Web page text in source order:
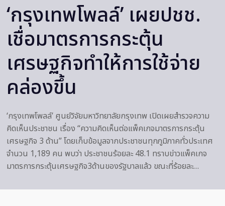
‘กรุงเทพโพลล์’ เผยปชช.
เชื่อมาตรการกระตุ้น
เศรษฐกิจทำให้การใช้จ่าย
คล่องขึ้น
‘กรุงเทพโพลล์’ ศูนย์วิจัยมหาวิทยาลัยกรุงเทพ เปิดเผยสำรวจความ
คิดเห็นประชาชน เรื่อง “ความคิดเห็นต่อแพ็คเกจมาตรการกระตุ้น
เศรษฐกิจ 3 ด้าน” โดยเก็บข้อมูลจากประชาชนทุกภูมิภาคทั่วประเทศ
จำนวน 1,189 คน พบว่า ประชาชนร้อยละ 48.1 ทราบข่าวแพ็คเกจ
มาตรการกระตุ้นเศรษฐกิจ3ด้านของรัฐบาลแล้ว ขณะที่ร้อยละ…